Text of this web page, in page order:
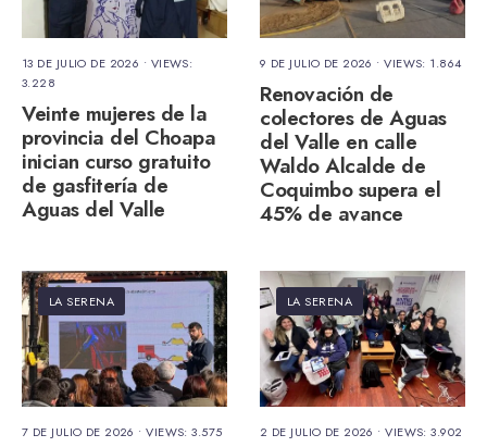
13 DE JULIO DE 2026 • VIEWS:
3.228
Veinte mujeres de la
provincia del Choapa
inician curso gratuito
de gasfitería de
Aguas del Valle
9 DE JULIO DE 2026 •VIEWS: 1.864
Renovación de
colectores de Aguas
del Valle en calle
Waldo Alcalde de
Coquimbo supera el
45% de avance
LA SERENA
7 DE JULIO DE 2026 •VIEWS: 3.575
LA SERENA
2 DE JULIO DE 2026 •VIEWS: 3.902